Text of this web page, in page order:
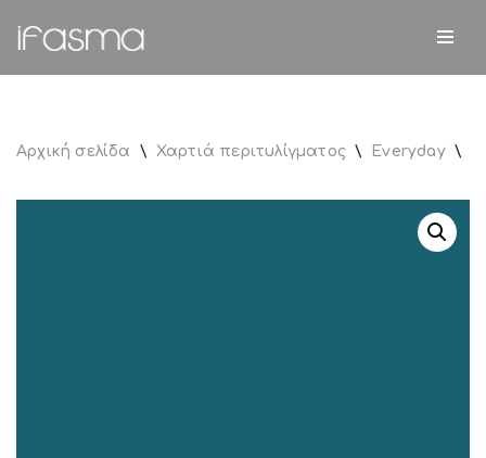
Μεταπηδήστε
στο
Αρχική σελίδα \ Χαρτιά περιτυλίγματος \ Everyday \